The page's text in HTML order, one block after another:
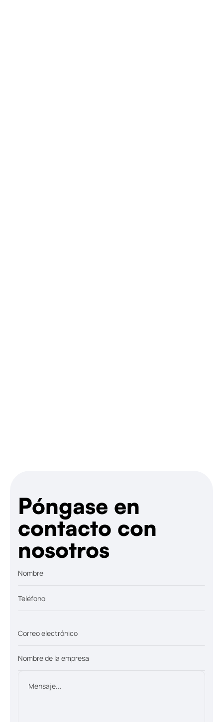
Póngase en
contacto con
nosotros